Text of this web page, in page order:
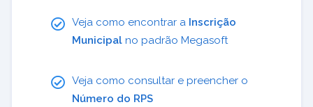
Veja como encontrar a Inscrição
Municipal no padrão Megasoft
Veja como consultar e preencher o
Número do RPS